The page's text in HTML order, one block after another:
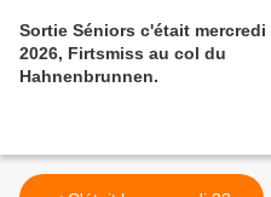
Sortie Séniors c'était
2026, Firtsmiss au col du
Hahnenbrunnen.